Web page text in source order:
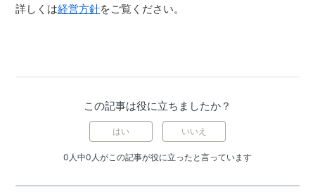
詳しくは経営方針をご覧ください。
この記事は役に立ちましたか？
はい いいえ
0人中0人がこの記事が役に立ったと言っています